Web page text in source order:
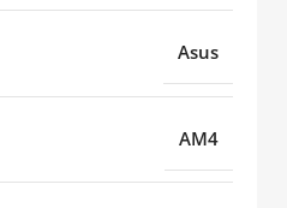
Asus
AM4